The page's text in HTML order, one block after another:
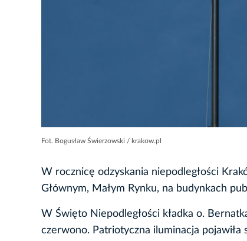
Fot. Bogusław Świerzowski / krakow.pl
W rocznicę odzyskania niepodległości
Głównym, Małym Rynku, na budynkach
W Święto Niepodległości kładka o.
czerwono. Patriotyczna iluminacja